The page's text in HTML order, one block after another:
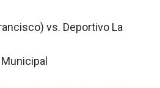
vs. Deportivo La